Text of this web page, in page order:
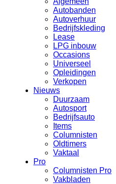
Autobanden
Autoverhuur
Bedrijfskleding
Lease
LPG inbouw
Occasions
Universeel
Opleidingen
Verkopen
Nieuws
Duurzaam
Autosport
Bedrijfsauto
Items
Columnisten
Oldtimers
Vaktaal
Pro
Columnisten Pro
Vakbladen